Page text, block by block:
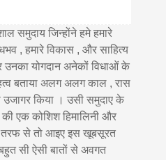
समुदाय जिन्होंने हमे हमारे
, हमारे विकास , और साहित्य
योगदान अनेकों विधाओं के
बताया अलग अलग काल , रास
उजागर किया । उसी समुदाए के
एक कोशिश हिमालिनी और
तरफ से तो आइए इस खूबसूरत
सी ऐसी बातों से अवगत